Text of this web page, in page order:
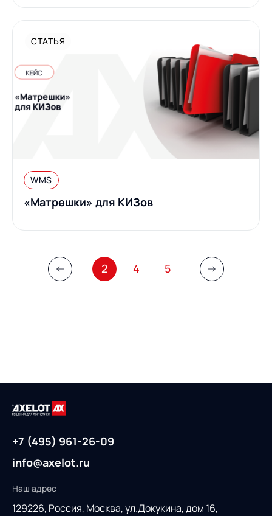
WMS
«Матрешки» для КИЗов
СТАТЬЯ
2 4 5
+7 (495) 961-26-09
info@axelot.ru
Наш адрес
129226, Россия, Москва, ул.Докукина, дом 16,